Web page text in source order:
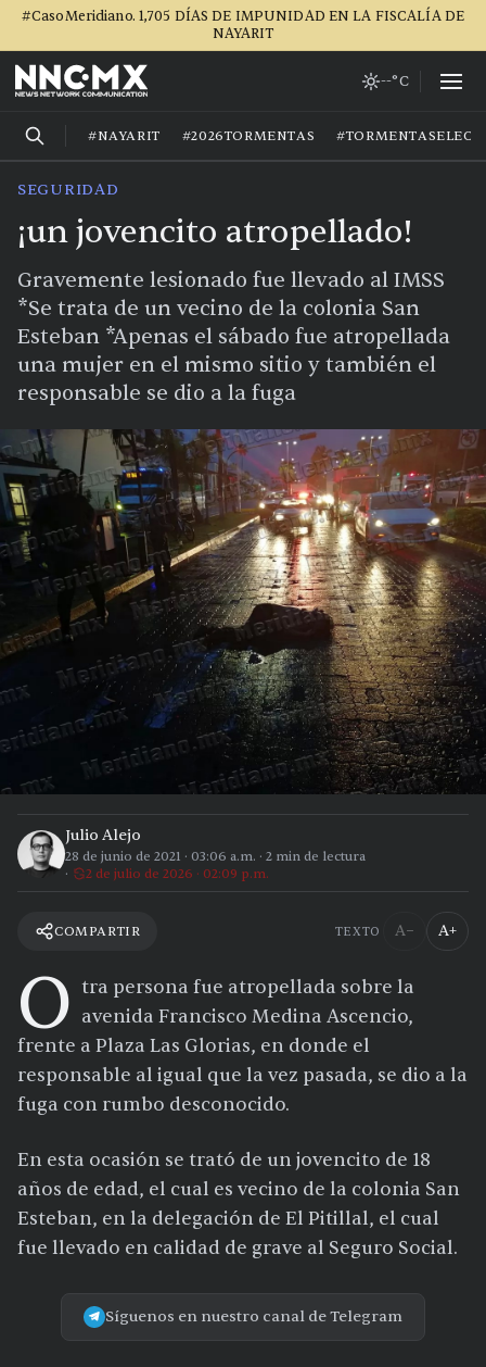
#CasoMeridiano. 1,705 DÍAS DE IMPUNIDAD EN LA FISCALÍA DE
NAYARIT
--°C
#NAYARIT #2026TORMENTAS
SEGURIDAD
¡un jovencito atropellado!
Gravemente lesionado fue llevado al IMSS
*Se trata de un vecino de la colonia San
Esteban *Apenas el sábado fue atropellada
una mujer en el mismo sitio y también el
responsable se dio a la fuga
Julio Alejo
28 de junio de 2021 · 03:06 a.m. · 2 min de lectura
2 de julio de 2026 · 02:09 p.m.
COMPARTIR TEXTO A− A+
O tra persona fue atropellada sobre la
avenida Francisco Medina Ascencio,
frente a Plaza Las Glorias, en donde el
responsable al igual que la vez pasada, se dio a la
fuga con rumbo desconocido.
En esta ocasión se trató de un jovencito de 18
años de edad, el cual es vecino de la colonia San
Esteban, en la delegación de El Pitillal, el cual
fue llevado en calidad de grave al Seguro Social.
Síguenos en nuestro canal de Telegram